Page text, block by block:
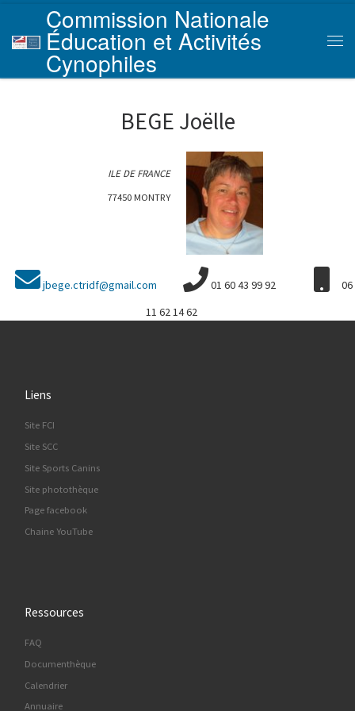
Skip to content
Commission Nationale
Éducation et Activités
Cynophiles
BEGE Joëlle
ILE DE FRANCE
77450 MONTRY
jbege.ctridf@gmail.com 01 60 43 99 92
06
11 62 14 62
Liens
Site FCI
Site SCC
Site Sports Canins
Site photothèque
Page facebook
Chaine YouTube
Ressources
FAQ
Documenthèque
Calendrier
Annuaire